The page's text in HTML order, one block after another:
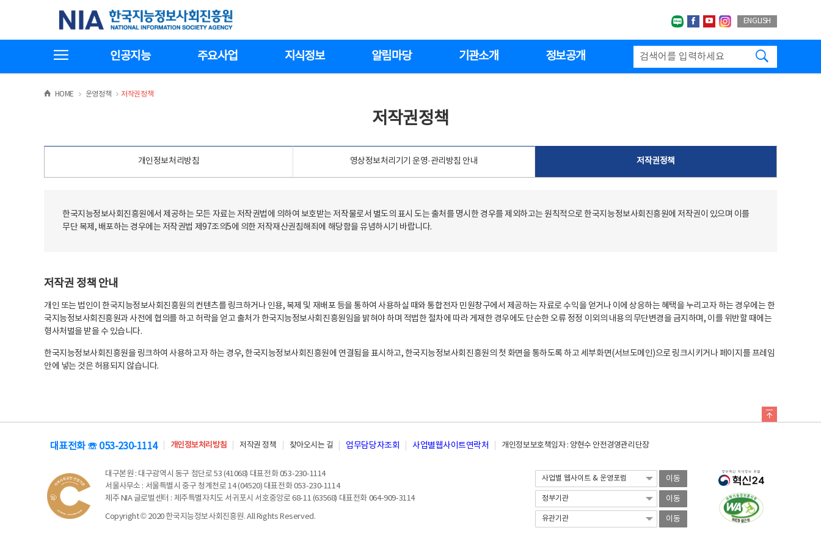
기
한국지능정보사회진흥원
네이버블로그
페이스북
유투브인스타그랩
ENGLISH
인공지능 주요사업 지식정보 알림마당 기관소개 정보공개
HOME >운영정책 >
저작권정책
저작권정책
개인정보처리방침 영상정보처리기기 운영·관리방침 안내 저작권정책
한국지능정보사회진흥원에서 제공하는 모든 자료는 저작권법에 의하여 보호받는 저작물로서 별도의 표시 도는 출처를 명시한 경우를 제외하고는 원칙적으로 한국지능정보사회진흥원에 저작권이 있으며 이를
무단 복제, 배포하는 경우에는 저작권법 제97조의5에 의한 저작재산권침해죄에 해당함을 유념하시기 바랍니다.
저작권 정책 안내
개인 또는 법인이 한국지능정보사회진흥원의 컨텐츠를 링크하거나 인용, 복제 및 재배포 등을 통하여 사용하실 때와 통합전자 민원창구에서 제공하는 자료로 수익을 얻거나 이에 상응하는 혜택을 누리고자 하는 경우에는 한
국지능정보사회진흥원과 사전에 협의를 하고 허락을 얻고 출처가 한국지능정보사회진흥원임을 밝혀야 하며 적법한 절차에 따라 게재한 경우에도 단순한 오류 정정 이외의 내용의 무단변경을 금지하며, 이를 위반할 때에는
형사처벌을 받을 수 있습니다.
한국지능정보사회진흥원을 링크하여 사용하고자 하는 경우, 한국지능정보사회진흥원에 연결됨을 표시하고, 한국지능정보사회진흥원의 첫 화면을 통하도록 하고 세부화면(서브도메인)으로 링크시키거나 페이지를 프레임
안에 넣는 것은 허용되지 않습니다.
대표전화 ☏ 053-230-1114 개인정보처리방침 저작권 정책 찾아오시는 길 업무담당자조회 사업별웹사이트연락처 개인정보보호책임자 : 양현수 안전경영관리단장
대구본원 : 대구광역시 동구 첨단로 53 (41068) 대표전화 053-230-1114
서울사무소 : 서울특별시 중구 청계천로 14 (04520) 대표전화 053-230-1114
제주 NIA 글로벌센터 : 제주특별자치도 서귀포시 서호중앙로 68-11 (63568) 대표전화 064-909-3114
Copyright © 2020 한국지능정보사회진흥원. All Rights Reserved.
이동
이동
이동